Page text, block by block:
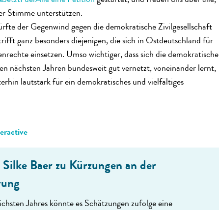
Stimme unterstützen.
der Gegenwind gegen die demokratische Zivilgesellschaft
ganz besonders diejenigen, die sich in Ostdeutschland für
einsetzen. Umso wichtiger, dass sich die demokratische
nächsten Jahren bundesweit gut vernetzt, voneinander lernt,
lautstark für ein demokratisches und vielfältiges
Baer zu Kürzungen an der
Jahres könnte es Schätzungen zufolge eine